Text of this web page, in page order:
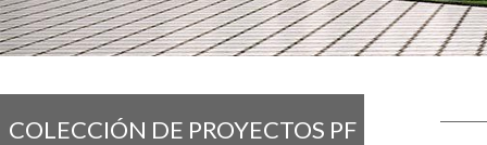
COLECCIÓN DE PROYECTOS PF